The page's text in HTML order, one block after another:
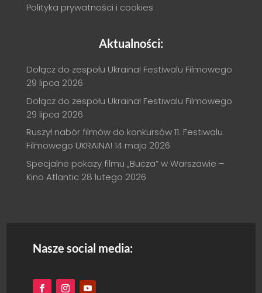
Polityka prywatności i cookies
Aktualności:
Dołącz do zespołu Ukraina! Festiwalu Filmowego
29 lipca 2026
Dołącz do zespołu Ukraina! Festiwalu Filmowego
29 lipca 2026
Ruszył nabór filmów do konkursów 11. Festiwalu
Filmowego UKRAINA! 14 maja 2026
Specjalne pokazy filmu „Bucza” w Warszawie –
Kino Atlantic 28 lutego 2026
Nasze social media: